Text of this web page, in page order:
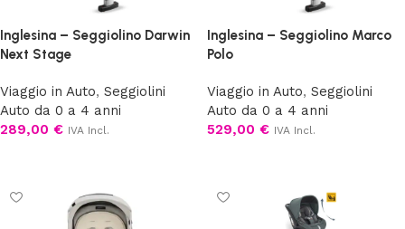
Inglesina – Seggiolino Darwin
Next Stage
Viaggio in Auto, Seggiolini
Auto da 0 a 4 anni
289,00 € IVA Incl.
Inglesina – Seggiolino Marco
Polo
Viaggio in Auto, Seggiolini
Auto da 0 a 4 anni
529,00 € IVA Incl.